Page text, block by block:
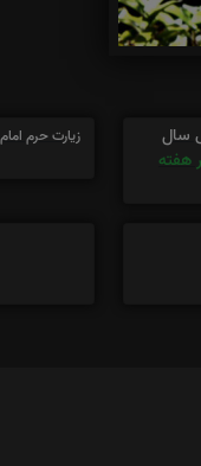
سال
هفته
زیارت حرم